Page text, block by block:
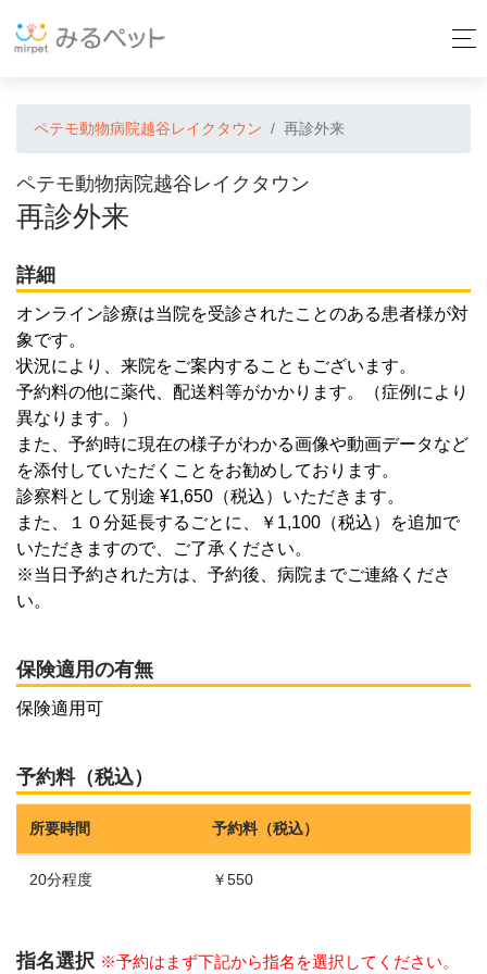
ペテモ動物病院越谷レイクタウン 再診外来
ペテモ動物病院越谷レイクタウン
再診外来
詳細
オンライン診療は当院を受診されたことのある患者様が対
象です。
状況により、来院をご案内することもございます。
予約料の他に薬代、配送料等がかかります。（症例により
異なります。）
また、予約時に現在の様子がわかる画像や動画データなど
を添付していただくことをお勧めしております。
診察料として別途 ¥1,650（税込）いただきます。
また、１０分延長するごとに、￥1,100（税込）を追加で
いただきますので、ご了承ください。
※当日予約された方は、予約後、病院までご連絡くださ
い。
保険適用の有無
保険適用可
予約料（税込）
所要時間 予約料（税込）
20分程度 ￥550
指名選択 ※予約はまず下記から指名を選択してください。